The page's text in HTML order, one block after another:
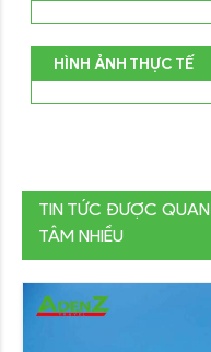
HÌNH ẢNH THỰC TẾ
TIN TỨC ĐƯỢC QUAN
TÂM NHIỀU